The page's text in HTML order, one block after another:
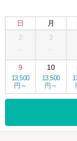
日 月
2
-
3
-
9
13,500
円～
10
13,500
円～